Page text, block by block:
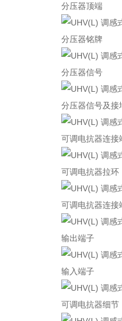
分压器顶端
分压器铭牌
分压器信号
分压器信号及接
可调电抗器连接
可调电抗器拉环
可调电抗器连接
输出端子
输入端子
可调电抗器细节